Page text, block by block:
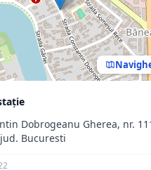
Dobrogeanu Gherea, nr.
Bucuresti